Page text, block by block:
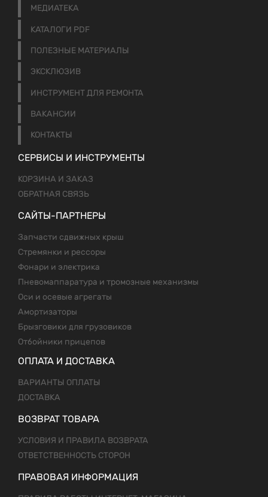
МЕДИАТЕКА
КАТАЛОГИ PDF
ПОЛЕЗНЫЕ МАТЕРИАЛЫ
ЭКСКЛЮЗИВ
ИНСТРУМЕНТ ДЛЯ РЕМОНТА
ВАКАНСИИ
КОНТАКТЫ
СЕРВИСЫ И ИНСТРУМЕНТЫ
КОРЗИНА И ЗАКАЗ
ОБРАТНАЯ СВЯЗЬ
САЙТЫ-ПАРТНЕРЫ
Запчасти сдвижных крыш
Стремянки и рессоры
Фонари и электрика
Пневомаппаратура и тромозные механизмы
Оси и осевые агрегаты
Амортизаторы
Брызговики для грузовиков
Отбойники прицепов
ОПЛАТА И ДОСТАВКА
ВАРИАНТЫ ОПЛАТЫ
ДОСТАВКА
ВОЗВРАТ ТОВАРА
УСЛОВИЯ И ПРАВИЛА ВОЗВРАТА
ОТВЕТСТВЕННОСТЬ СТОРОН
ПРАВОВАЯ ИНФОРМАЦИЯ